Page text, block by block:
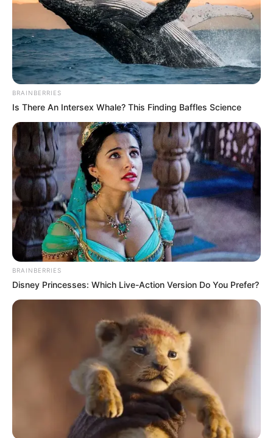
BRAINBERRIES
Is There An Intersex Whale? This Finding Baffles Science
BRAINBERRIES
Disney Princesses: Which Live-Action Version Do You Prefer?